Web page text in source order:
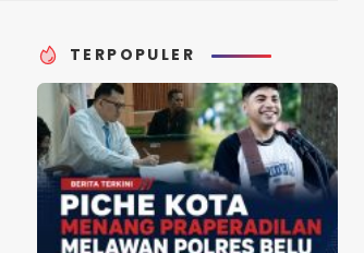
TERPOPULER